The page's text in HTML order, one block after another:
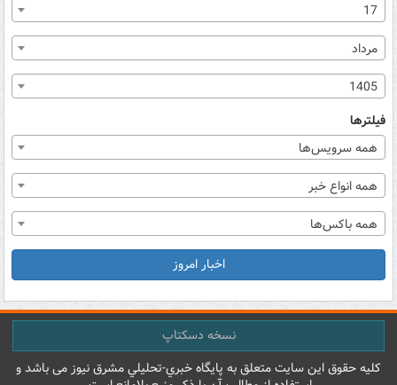
17
مرداد
1405
فیلترها
همه سرویس‌ها
همه انواع خبر
همه باکس‌ها
اخبار امروز
نسخه دسکتاپ
کليه حقوق اين سايت متعلق به پایگاه خبري-تحليلي مشرق نيوز می باشد و